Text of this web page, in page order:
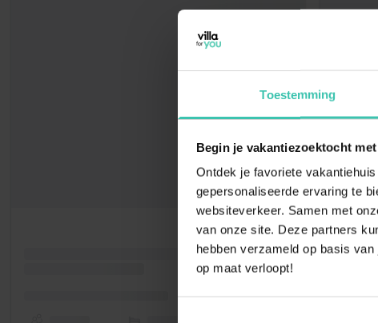
Toestemming
Begin je vakantiezoektocht
Ontdek je favoriete
gepersonaliseerde ervaring te
websiteverkeer. Samen met
van onze site. Deze partners
hebben verzameld op basis
op maat verloopt!